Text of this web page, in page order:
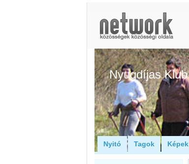
Nyugdíjas Klub
Nyitó Tagok Képek